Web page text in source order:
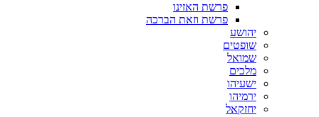
פרשת האזינו
פרשת וזאת הברכה
יהושע
שופטים
שמואל
מלכים
ישעיהו
ירמיהו
יחזקאל